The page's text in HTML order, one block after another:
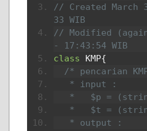
// Created March
33 WIB
// Modified
- 17:43:54 WIB
class KMP{
/* pencarian
   * input :
*   $p =
*   $t =
   * output :